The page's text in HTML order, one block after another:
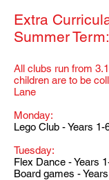
Extra
SummerTerm:
All clubs run from
children are to be
Lane
Monday:
Lego Club - Years 1-
Tuesday:
Flex Dance - Years
Board games -